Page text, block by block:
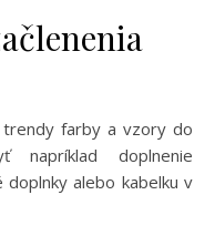
trendy farby a vzory do
napríklad doplnenie
alebo kabelku v